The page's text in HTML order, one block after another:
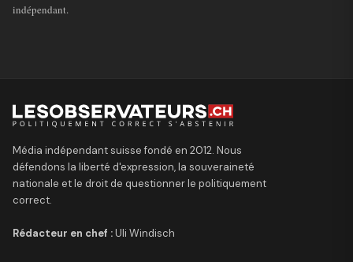
indépendant.
Média indépendant suisse fondé en 2012. Nous
défendons la liberté d'expression, la souveraineté
nationale et le droit de questionner le politiquement
correct.
Rédacteur en chef :Uli Windisch